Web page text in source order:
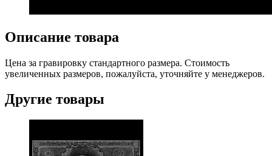
Описание товара
Цена за гравировку стандартного размера. Стоимость
увеличенных размеров, пожалуйста, уточняйте у менеджеров.
Другие товары